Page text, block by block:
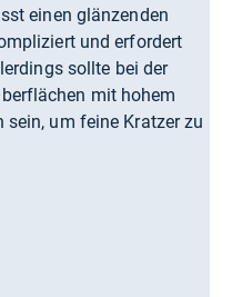
einen glänzenden
und erfordert
sollte bei der
mit hohem
um feine Kratzer zu